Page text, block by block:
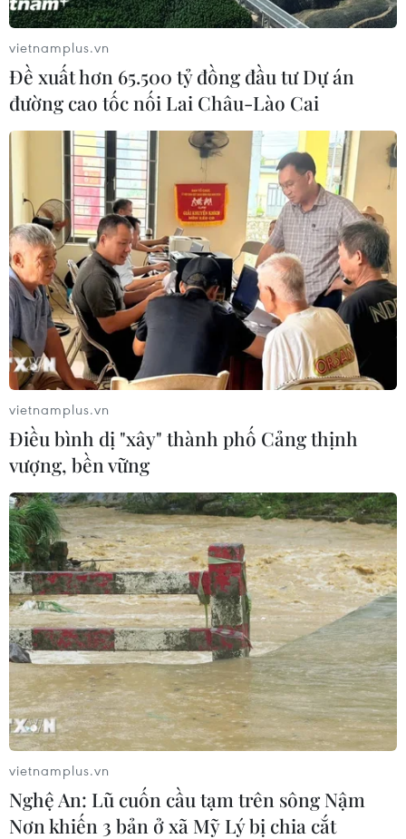
Bên cạnh hoạt động phở “treo," hơn 13 năm nay gia đình chị Lệ
vẫn đều đặn tổ chức các hoạt động phát cơm, phát cháo từ
thiện tại các bệnh viện của Hà Nội. (Ảnh: Minh Sơn/Vietnam+)
Anh Lương Văn Tôn, một lao động đánh giày đường phố, cho
biết hàng ngày đi qua đây nên biết được quán có chương trình
từ thiện phở nên đã đến ăn. Anh Tôn chia sẻ: "Tôi rất cảm động
vì lâu lắm rồi mới được ăn phở, phở ở đây ăn rất ngon." (Ảnh:
Minh Sơn/Vietnam+)
vietnamplus.vn
Đề xuất hơn 65.500 tỷ đồng đầu tư Dự án
đường cao tốc nối Lai Châu-Lào Cai
vietnamplus.vn
Điều bình dị "xây" thành phố Cảng thịnh
vượng, bền vững
vietnamplus.vn
Nghệ An: Lũ cuốn cầu tạm trên sông Nậm
Nơn khiến 3 bản ở xã Mỹ Lý bị chia cắt